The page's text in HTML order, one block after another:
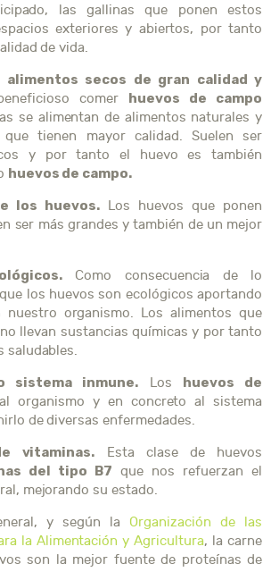
las gallinas que ponen estos
exteriores y abiertos, por tanto
de vida.
alimentos secos de gran calidad y
comer huevos de campo
se alimentan de alimentos naturales y
que tienen mayor calidad. Suelen ser
y por tanto el huevo es también
huevos de campo.
los huevos.Los huevos que ponen
ser más grandes y también de un mejor
Como consecuencia de lo
los huevos son ecológicos aportando
nuestro organismo. Los alimentos que
llevan sustancias químicas y por tanto
saludables.
sistema inmune. Los huevos de
organismo y en concreto al sistema
de diversas enfermedades.
vitaminas. Esta clase de huevos
del tipo B7 que nos refuerzan el
mejorando su estado.
y según la Organización de las
la Alimentación y Agricultura, la carne
son la mejor fuente de proteínas de